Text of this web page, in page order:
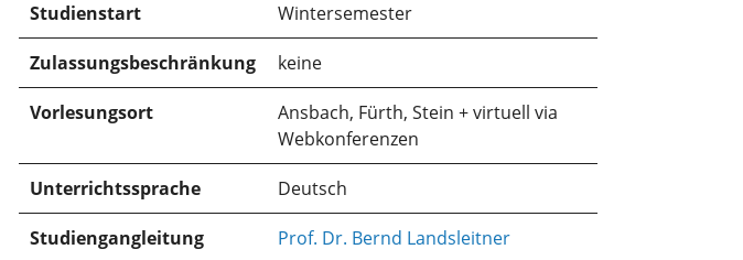
Studienstart Wintersemester
Zulassungsbeschränkung keine
Vorlesungsort
Ansbach, Fürth, Stein + virtuell via
Webkonferenzen
Unterrichtssprache Deutsch
Studiengangleitung Prof. Dr. Bernd Landsleitner